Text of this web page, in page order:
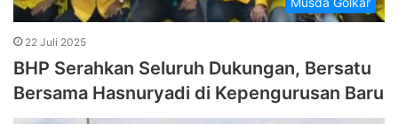
22 Juli 2025
BHP Serahkan Seluruh Dukungan, Bersatu
Bersama Hasnuryadi di Kepengurusan Baru